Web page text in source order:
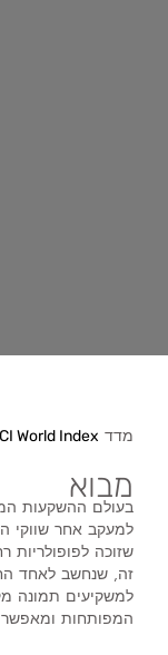
מדד World Index
מבוא
בעולם ההשקעות
למעקב אחר שווקי
זה, שנחשב לאחד
למשקיעים תמונה
המפותחות ומאפשר